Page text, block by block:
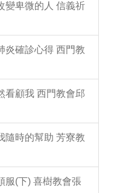
變卑微的人 信義祈
炎確診心得 西門教
看顧我 西門教會邱
隨時的幫助 芳寮教
服(下) 喜樹教會張